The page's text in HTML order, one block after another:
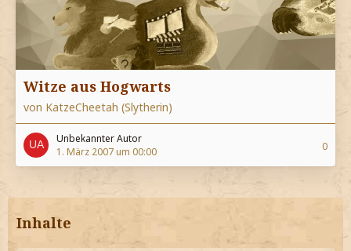
Witze aus Hogwarts
von KatzeCheetah (Slytherin)
Unbekannter Autor
1. März 2007 um 00:00
0
Inhalte